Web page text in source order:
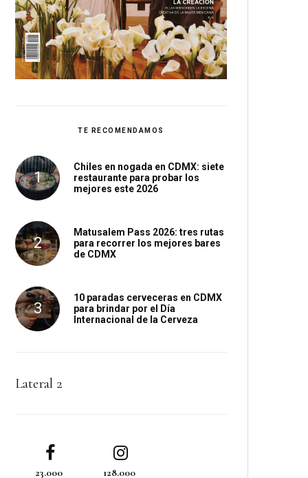
TE RECOMENDAMOS
Chiles en nogada en CDMX: siete
restaurante para probar los
mejores este 2026
Matusalem Pass 2026: tres rutas
para recorrer los mejores bares
de CDMX
10 paradas cerveceras en CDMX
para brindar por el Día
Internacional de la Cerveza
Lateral 2
23.000 128.000